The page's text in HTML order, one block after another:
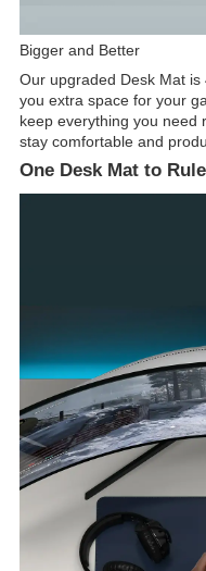
Bigger and Better
Our upgraded Desk Mat
you extra space for your
keep everything you need
stay comfortable and
One Desk Mat to Rule